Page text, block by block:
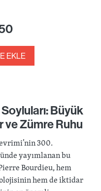
EKLE
Büyük
ve Zümre Ruhu
300.
yayımlanan bu
Bourdieu, hem
hem de iktidar